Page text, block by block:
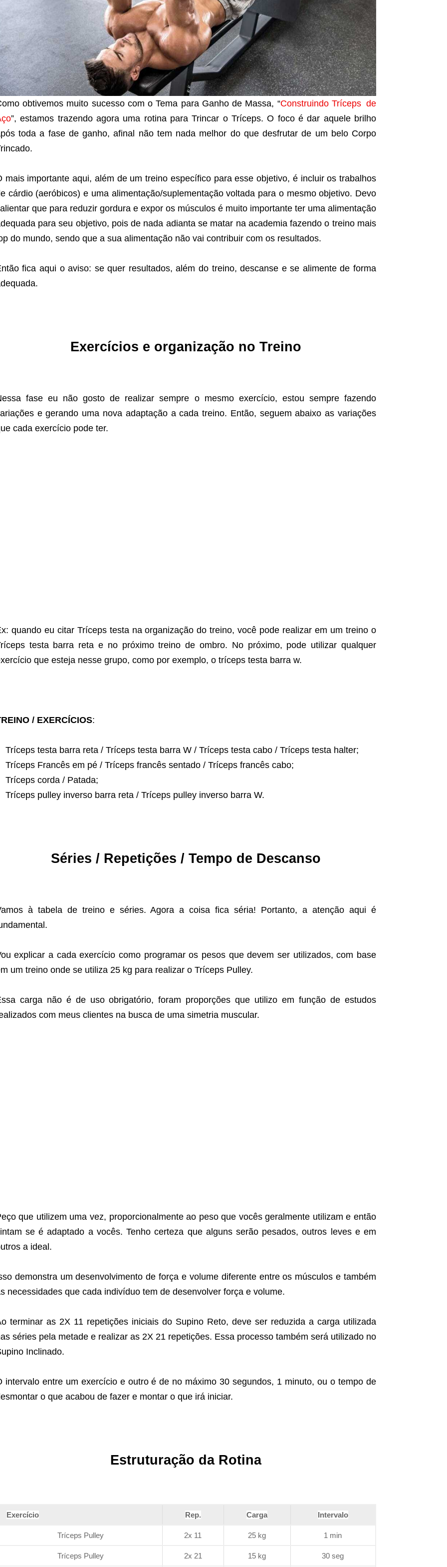
obtivemos muito sucesso com o Tema para Ganho de Massa, “Construindo Tríceps de
”, estamos trazendo agora uma rotina para Trincar o Tríceps. O foco é dar aquele brilho
toda a fase de ganho, afinal não tem nada melhor do que desfrutar de um belo Corpo
mais importante aqui, além de um treino específico para esse objetivo, é incluir os trabalhos
cárdio (aeróbicos) e uma alimentação/suplementação voltada para o mesmo objetivo. Devo
que para reduzir gordura e expor os músculos é muito importante ter uma alimentação
para seu objetivo, pois de nada adianta se matar na academia fazendo o treino mais
do mundo, sendo que a sua alimentação não vai contribuir com os resultados.
fica aqui o aviso: se quer resultados, além do treino, descanse e se alimente de forma
Exercícios e organização no Treino
fase eu não gosto de realizar sempre o mesmo exercício, estou sempre fazendo
e gerando uma nova adaptação a cada treino. Então, seguem abaixo as variações
cada exercício pode ter.
quando eu citar Tríceps testa na organização do treino, você pode realizar em um treino o
testa barra reta e no próximo treino de ombro. No próximo, pode utilizar qualquer
que esteja nesse grupo, como por exemplo, o tríceps testa barra w.
/ EXERCÍCIOS:
Tríceps testa barra reta / Tríceps testa barra W / Tríceps testa cabo / Tríceps testa halter;
Tríceps Francês em pé / Tríceps francês sentado / Tríceps francês cabo;
Tríceps corda / Patada;
Tríceps pulley inverso barra reta / Tríceps pulley inverso barra W.
Séries / Repetições / Tempo de Descanso
à tabela de treino e séries. Agora a coisa fica séria! Portanto, a atenção aqui é
explicar a cada exercício como programar os pesos que devem ser utilizados, com base
um treino onde se utiliza 25 kg para realizar o Tríceps Pulley.
carga não é de uso obrigatório, foram proporções que utilizo em função de estudos
com meus clientes na busca de uma simetria muscular.
que utilizem uma vez, proporcionalmente ao peso que vocês geralmente utilizam e então
se é adaptado a vocês. Tenho certeza que alguns serão pesados, outros leves e em
a ideal.
demonstra um desenvolvimento de força e volume diferente entre os músculos e também
necessidades que cada indivíduo tem de desenvolver força e volume.
terminar as 2X 11 repetições iniciais do Supino Reto, deve ser reduzida a carga utilizada
séries pela metade e realizar as 2X 21 repetições. Essa processo também será utilizado no
Inclinado.
intervalo entre um exercício e outro é de no máximo 30 segundos, 1 minuto, ou o tempo de
o que acabou de fazer e montar o que irá iniciar.
Estruturação da Rotina
Exercício Rep. Carga Intervalo
Tríceps Pulley 2x 11 25 kg 1 min
Tríceps Pulley 2x 21 15 kg 30 seg